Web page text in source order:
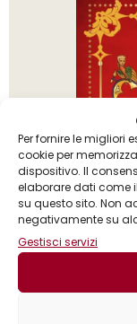
Per fornire le migliori
cookie per
dispositivo. Il
elaborare dati come
su questo sito. Non
negativamente su
Gestisci servizi